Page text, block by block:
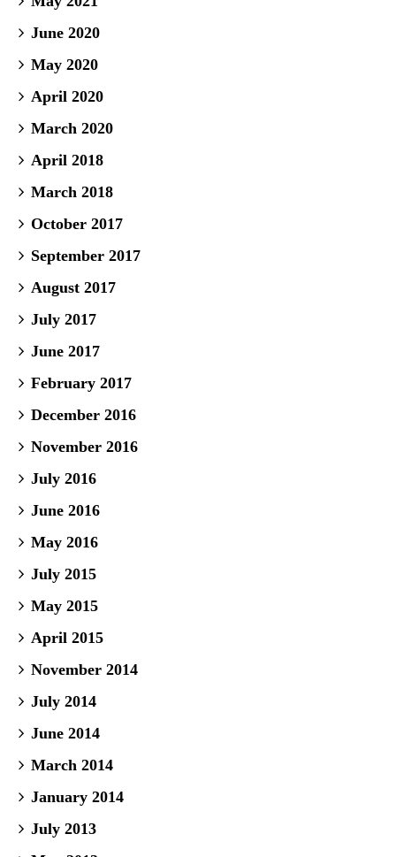
June 2020
May 2020
April 2020
March 2020
April 2018
March 2018
October 2017
September 2017
August 2017
July 2017
June 2017
February 2017
December 2016
November 2016
July 2016
June 2016
May 2016
July 2015
May 2015
April 2015
November 2014
July 2014
June 2014
March 2014
January 2014
July 2013